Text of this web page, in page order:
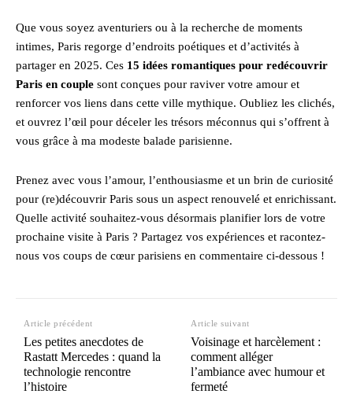
Que vous soyez aventuriers ou à la recherche de moments
intimes, Paris regorge d’endroits poétiques et d’activités à
partager en 2025. Ces 15 idées romantiques pour redécouvrir
Paris en couple sont conçues pour raviver votre amour et
renforcer vos liens dans cette ville mythique. Oubliez les clichés,
et ouvrez l’œil pour déceler les trésors méconnus qui s’offrent à
vous grâce à ma modeste balade parisienne.
Prenez avec vous l’amour, l’enthousiasme et un brin de curiosité
pour (re)découvrir Paris sous un aspect renouvelé et enrichissant.
Quelle activité souhaitez-vous désormais planifier lors de votre
prochaine visite à Paris ? Partagez vos expériences et racontez-
nous vos coups de cœur parisiens en commentaire ci-dessous !
Article précédent
Les petites anecdotes de
Rastatt Mercedes : quand la
technologie rencontre
l’histoire
Article suivant
Voisinage et harcèlement :
comment alléger
l’ambiance avec humour et
fermeté